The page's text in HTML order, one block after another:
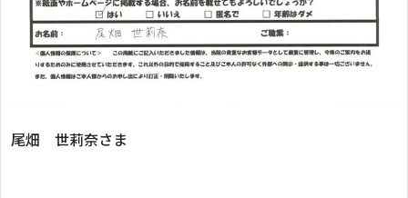
尾畑 世莉奈さま